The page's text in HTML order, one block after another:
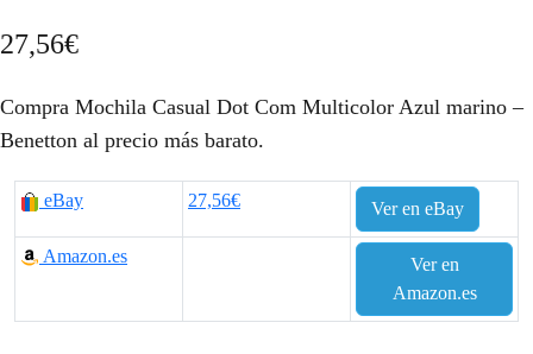
27,56€
Compra Mochila Casual Dot Com Multicolor Azul marino –
Benetton al precio más barato.
eBay 27,56€ Ver en eBay
Amazon.es
Ver en
Amazon.es